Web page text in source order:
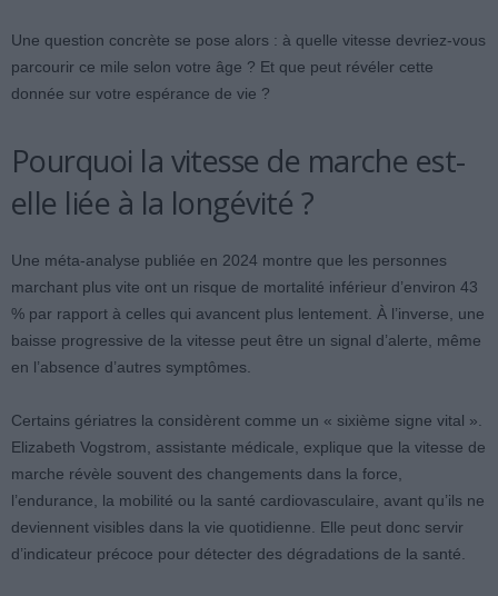
Une question concrète se pose alors : à quelle vitesse devriez-vous
parcourir ce mile selon votre âge ? Et que peut révéler cette
donnée sur votre espérance de vie ?
Pourquoi la vitesse de marche est-
elle liée à la longévité ?
Une méta-analyse publiée en 2024 montre que les personnes
marchant plus vite ont un risque de mortalité inférieur d’environ 43
% par rapport à celles qui avancent plus lentement. À l’inverse, une
baisse progressive de la vitesse peut être un signal d’alerte, même
en l’absence d’autres symptômes.
Certains gériatres la considèrent comme un « sixième signe vital ».
Elizabeth Vogstrom, assistante médicale, explique que la vitesse de
marche révèle souvent des changements dans la force,
l’endurance, la mobilité ou la santé cardiovasculaire, avant qu’ils ne
deviennent visibles dans la vie quotidienne. Elle peut donc servir
d’indicateur précoce pour détecter des dégradations de la santé.